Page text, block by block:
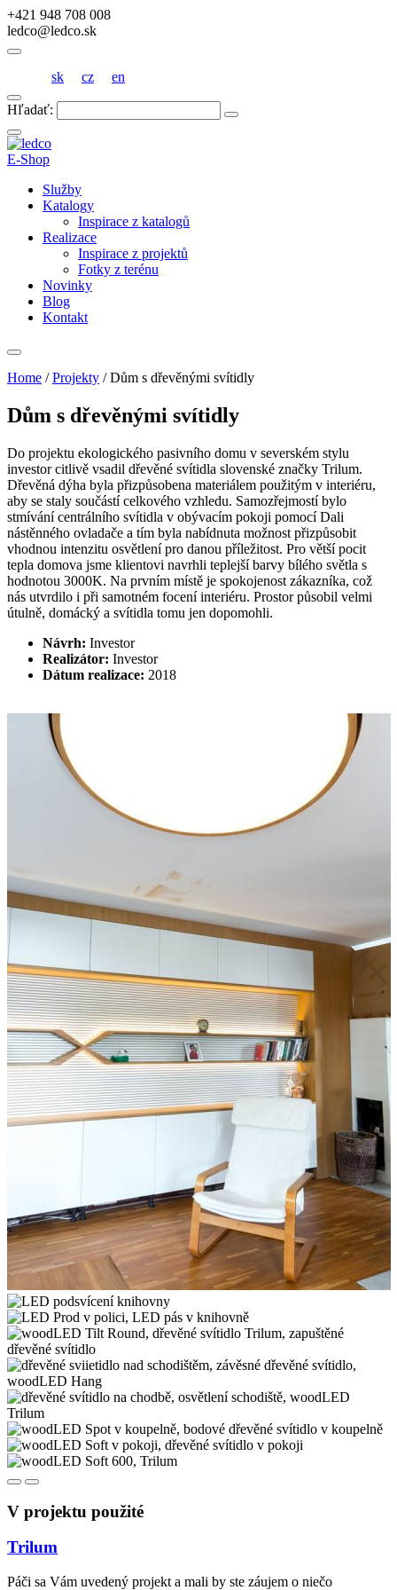
+421 948 708 008
ledco@ledco.sk
sk cz en
Hľadať:
E-Shop
Služby
Katalogy
Inspirace z katalogů
Realizace
Inspirace z projektů
Fotky z terénu
Novinky
Blog
Kontakt
Home /Projekty /Dům s dřevěnými svítidly
Dům s dřevěnými svítidly
Do projektu ekologického pasivního domu v severském stylu
investor citlivě vsadil dřevěné svítidla slovenské značky Trilum.
Dřevěná dýha byla přizpůsobena materiálem použitým v interiéru,
aby se staly součástí celkového vzhledu. Samozřejmostí bylo
stmívání centrálního svítidla v obývacím pokoji pomocí Dali
nástěnného ovladače a tím byla nabídnuta možnost přizpůsobit
vhodnou intenzitu osvětlení pro danou příležitost. Pro větší pocit
tepla domova jsme klientovi navrhli teplejší barvy bílého světla s
hodnotou 3000K. Na prvním místě je spokojenost zákazníka, což
nás utvrdilo i při samotném focení interiéru. Prostor působil velmi
útulně, domácký a svítidla tomu jen dopomohli.
Návrh: Investor
Realizátor: Investor
Dátum realizace: 2018
V projektu použité
Trilum
Páči sa Vám uvedený projekt a mali by ste záujem o niečo